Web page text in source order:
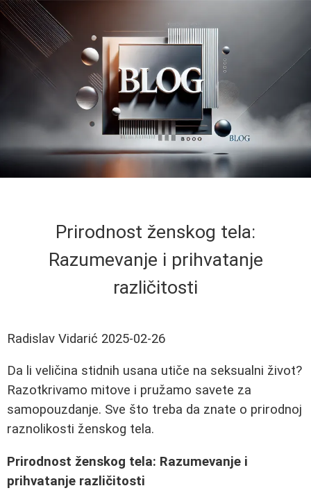
Prirodnost ženskog tela:
Razumevanje i prihvatanje
različitosti
Radislav Vidarić 2025-02-26
Da li veličina stidnih usana utiče na seksualni život?
Razotkrivamo mitove i pružamo savete za
samopouzdanje. Sve što treba da znate o prirodnoj
raznolikosti ženskog tela.
Prirodnost ženskog tela: Razumevanje i
prihvatanje različitosti